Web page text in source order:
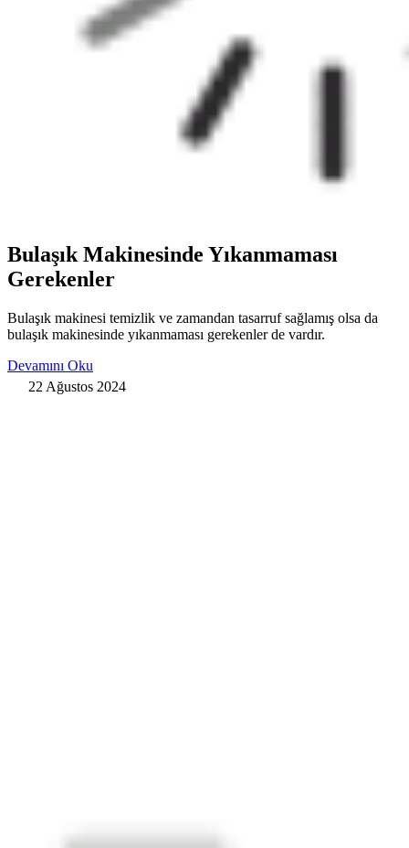
Bulaşık Makinesinde Yıkanmaması
Gerekenler
Bulaşık makinesi temizlik ve zamandan tasarruf sağlamış olsa da
bulaşık makinesinde yıkanmaması gerekenler de vardır.
Devamını Oku
22 Ağustos 2024